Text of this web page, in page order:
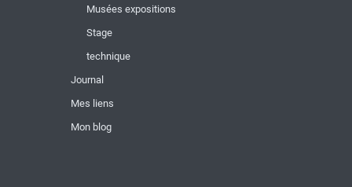
Musées expositions
Stage
technique
Journal
Mes liens
Mon blog